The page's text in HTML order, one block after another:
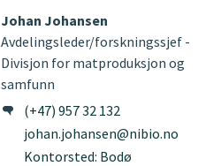
Johan Johansen
Avdelingsleder/forskningssjef -
Divisjon for matproduksjon og
samfunn
(+47) 957 32 132
johan.johansen@nibio.no
Kontorsted: Bodø